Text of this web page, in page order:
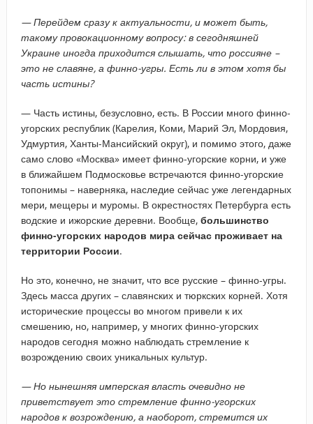
— Перейдем сразу к актуальности, и может быть,
такому провокационному вопросу: в сегодняшней
Украине иногда приходится слышать, что россияне –
это не славяне, а финно-угры. Есть ли в этом хотя бы
часть истины?
— Часть истины, безусловно, есть. В России много финно-
угорских республик (Карелия, Коми, Марий Эл, Мордовия,
Удмуртия, Ханты-Мансийский округ), и помимо этого, даже
само слово «Москва» имеет финно-угорские корни, и уже
в ближайшем Подмосковье встречаются финно-угорские
топонимы – наверняка, наследие сейчас уже легендарных
мери, мещеры и муромы. В окрестностях Петербурга есть
водские и ижорские деревни. Вообще, большинство
финно-угорских народов мира сейчас проживает на
территории России.
Но это, конечно, не значит, что все русские – финно-угры.
Здесь масса других – славянских и тюркских корней. Хотя
исторические процессы во многом привели к их
смешению, но, например, у многих финно-угорских
народов сегодня можно наблюдать стремление к
возрождению своих уникальных культур.
— Но нынешняя имперская власть очевидно не
приветствует это стремление финно-угорских
народов к возрождению, а наоборот, стремится их